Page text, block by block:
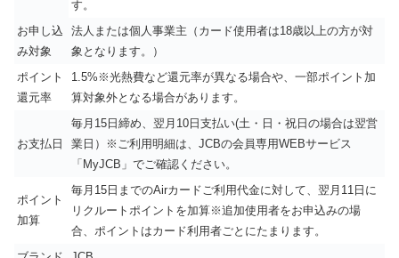
す。
お申し込
み対象
法人または個人事業主（カード使用者は18歳以上の方が対
象となります。）
ポイント
還元率
1.5%※光熱費など還元率が異なる場合や、一部ポイント加
算対象外となる場合があります。
お支払日
毎月15日締め、翌月10日支払い(土・日・祝日の場合は翌営
業日）※ご利用明細は、JCBの会員専用WEBサービス
「MyJCB」でご確認ください。
ポイント
加算
毎月15日までのAirカードご利用代金に対して、翌月11日に
リクルートポイントを加算※追加使用者をお申込みの場
合、ポイントはカード利用者ごとにたまります。